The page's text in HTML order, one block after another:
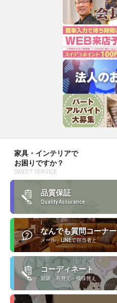
家具・インテリアで
お困りですか？
SWEET SERVICE
品質保証
Quality Assurance
なんでも質問コーナー
メール・LINEで担当者と
コーディネート
新築・衣替え・模様替え